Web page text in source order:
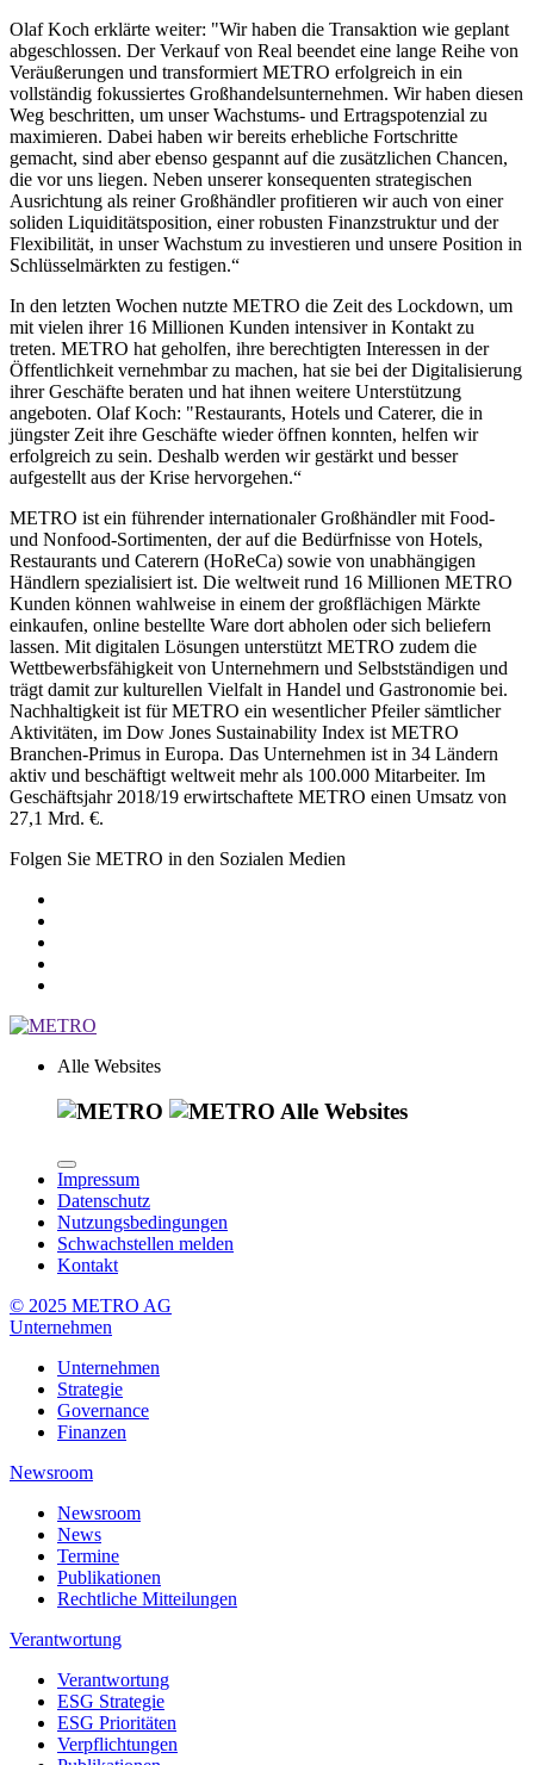
Olaf Koch erklärte weiter: "Wir haben die Transaktion wie geplant
abgeschlossen. Der Verkauf von Real beendet eine lange Reihe von
Veräußerungen und transformiert METRO erfolgreich in ein
vollständig fokussiertes Großhandelsunternehmen. Wir haben diesen
Weg beschritten, um unser Wachstums- und Ertragspotenzial zu
maximieren. Dabei haben wir bereits erhebliche Fortschritte
gemacht, sind aber ebenso gespannt auf die zusätzlichen Chancen,
die vor uns liegen. Neben unserer konsequenten strategischen
Ausrichtung als reiner Großhändler profitieren wir auch von einer
soliden Liquiditätsposition, einer robusten Finanzstruktur und der
Flexibilität, in unser Wachstum zu investieren und unsere Position in
Schlüsselmärkten zu festigen.“
In den letzten Wochen nutzte METRO die Zeit des Lockdown, um
mit vielen ihrer 16 Millionen Kunden intensiver in Kontakt zu
treten. METRO hat geholfen, ihre berechtigten Interessen in der
Öffentlichkeit vernehmbar zu machen, hat sie bei der Digitalisierung
ihrer Geschäfte beraten und hat ihnen weitere Unterstützung
angeboten. Olaf Koch: "Restaurants, Hotels und Caterer, die in
jüngster Zeit ihre Geschäfte wieder öffnen konnten, helfen wir
erfolgreich zu sein. Deshalb werden wir gestärkt und besser
aufgestellt aus der Krise hervorgehen.“
METRO ist ein führender internationaler Großhändler mit Food-
und Nonfood-Sortimenten, der auf die Bedürfnisse von Hotels,
Restaurants und Caterern (HoReCa) sowie von unabhängigen
Händlern spezialisiert ist. Die weltweit rund 16 Millionen METRO
Kunden können wahlweise in einem der großflächigen Märkte
einkaufen, online bestellte Ware dort abholen oder sich beliefern
lassen. Mit digitalen Lösungen unterstützt METRO zudem die
Wettbewerbsfähigkeit von Unternehmern und Selbstständigen und
trägt damit zur kulturellen Vielfalt in Handel und Gastronomie bei.
Nachhaltigkeit ist für METRO ein wesentlicher Pfeiler sämtlicher
Aktivitäten, im Dow Jones Sustainability Index ist METRO
Branchen-Primus in Europa. Das Unternehmen ist in 34 Ländern
aktiv und beschäftigt weltweit mehr als 100.000 Mitarbeiter. Im
Geschäftsjahr 2018/19 erwirtschaftete METRO einen Umsatz von
27,1 Mrd. €.
Folgen Sie METRO in den Sozialen Medien
Alle Websites
Alle Websites
Impressum
Datenschutz
Nutzungsbedingungen
Schwachstellen melden
Kontakt
© 2025 METRO AG
Unternehmen
Unternehmen
Strategie
Governance
Finanzen
Newsroom
Newsroom
News
Termine
Publikationen
Rechtliche Mitteilungen
Verantwortung
Verantwortung
ESG Strategie
ESG Prioritäten
Verpflichtungen